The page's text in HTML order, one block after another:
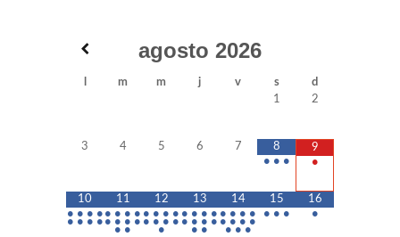
agosto 2026
m m j v s
d
1
2
3 4 5 6 7
8
• • •
9
•
10
• • • •
• • • •
11
• • • •
• • • •
• •
12
• • • •
• • • •
•
13
• • • •
• • • •
• •
14
• • • •
• • • •
• • •
15
• • •
16
•